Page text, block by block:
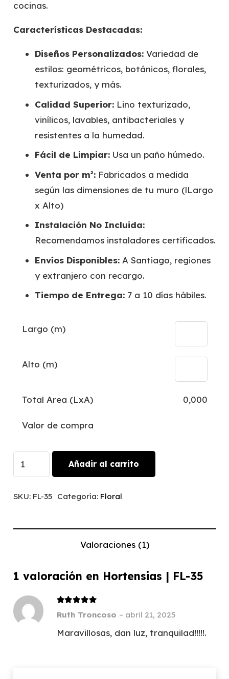
cocinas.
Características Destacadas:
Diseños Personalizados: Variedad de
estilos: geométricos, botánicos, florales,
texturizados, y más.
Calidad Superior: Lino texturizado,
vinílicos, lavables, antibacteriales y
resistentes a la humedad.
Fácil de Limpiar: Usa un paño húmedo.
Venta por m²: Fabricados a medida
según las dimensiones de tu muro (lLargo
x Alto)
Instalación No Incluida:
Recomendamos instaladores certificados.
Envíos Disponibles: A Santiago, regiones
y extranjero con recargo.
Tiempo de Entrega: 7 a 10 días hábiles.
Largo (m)
Alto (m)
Total Area (LxA) 0,000
Valor de compra
|
Añadir al carrito
SKU: FL-35 Categoría: Floral
Valoraciones (1)
1 valoración en Hortensias | FL-35
Ruth Troncoso – abril 21, 2025
Maravillosas, dan luz, tranquilad!!!!!.